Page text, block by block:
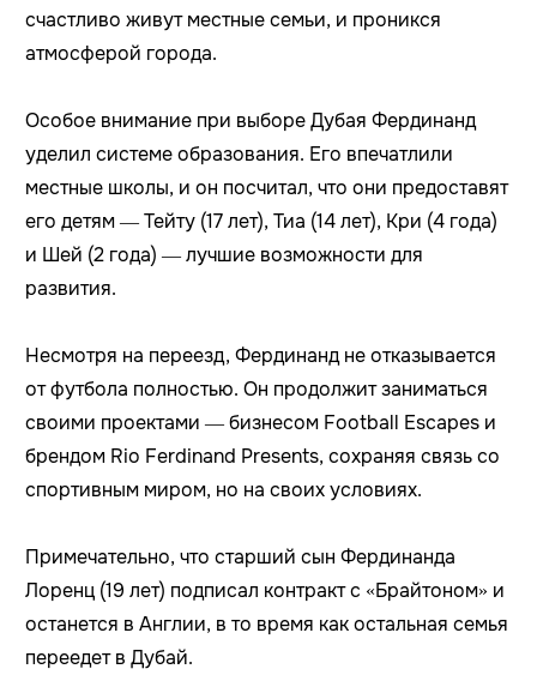
счастливо живут местные семьи, и проникся
атмосферой города.
Особое внимание при выборе Дубая Фердинанд
уделил системе образования. Его впечатлили
местные школы, и он посчитал, что они предоставят
его детям — Тейту (17 лет), Тиа (14 лет), Кри (4 года)
и Шей (2 года) — лучшие возможности для
развития.
Несмотря на переезд, Фердинанд не отказывается
от футбола полностью. Он продолжит заниматься
своими проектами — бизнесом Football Escapes и
брендом Rio Ferdinand Presents, сохраняя связь со
спортивным миром, но на своих условиях.
Примечательно, что старший сын Фердинанда
Лоренц (19 лет) подписал контракт с «Брайтоном» и
останется в Англии, в то время как остальная семья
переедет в Дубай.